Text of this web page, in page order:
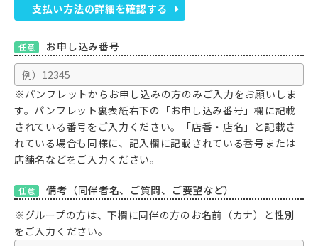
支払い方法の詳細を確認する
任意 お申し込み番号
※パンフレットからお申し込みの方のみご入力をお願いしま
す。パンフレット裏表紙右下の「お申し込み番号」欄に記載
されている番号をご入力ください。「店番・店名」と記載さ
れている場合も同様に、記入欄に記載されている番号または
店舗名などをご入力ください。
任意
備考（同伴者名、ご質問、ご要望など）
※グループの方は、下欄に同伴の方のお名前（カナ）と性別
をご入力ください。